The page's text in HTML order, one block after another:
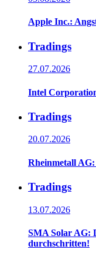
Apple Inc.:
Tradings
27.07.2026
Intel
Tradings
20.07.2026
Rheinmetall
Tradings
13.07.2026
SMA Solar AG:
durchschritten!